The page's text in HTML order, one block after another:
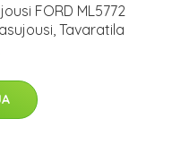
FORD ML5772
Tavaratila